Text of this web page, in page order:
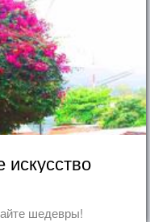
шедевры!